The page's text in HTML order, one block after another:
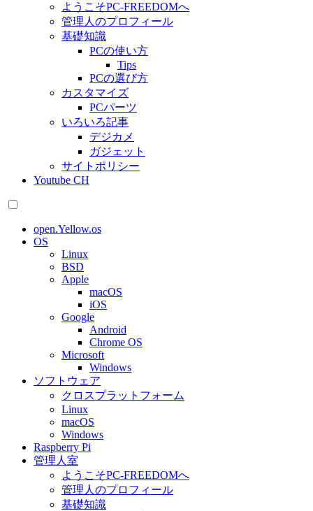
ようこそPC-FREEDOMへ
管理人のプロフィール
基礎知識
PCの使い方
Tips
PCの選び方
カスタマイズ
PCパーツ
いろいろ記事
デジカメ
ガジェット
サイトポリシー
Youtube CH
open.Yellow.os
OS
Linux
BSD
Apple
macOS
iOS
Google
Android
Chrome OS
Microsoft
Windows
ソフトウェア
クロスプラットフォーム
Linux
macOS
Windows
Raspberry Pi
管理人室
ようこそPC-FREEDOMへ
管理人のプロフィール
基礎知識